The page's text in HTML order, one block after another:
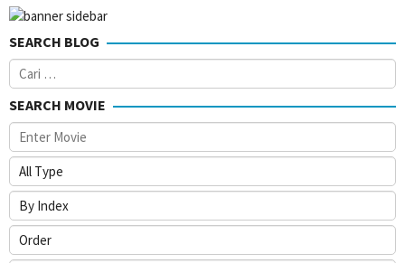
SEARCH BLOG
Cari
untuk:
SEARCH MOVIE